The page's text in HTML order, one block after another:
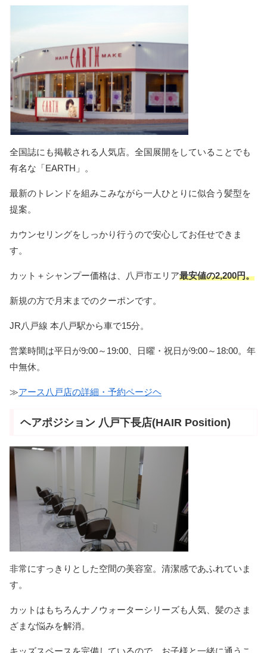
全国誌にも掲載される人気店。全国展開をしていることでも
有名な「EARTH」。
最新のトレンドを組みこみながら一人ひとりに似合う髪型を
提案。
カウンセリングをしっかり行うので安心してお任せできま
す。
カット＋シャンプー価格は、八戸市エリア最安値の2,200円。
新規の方で月末までのクーポンです。
JR八戸線 本八戸駅から車で15分。
営業時間は平日が9:00～19:00、日曜・祝日が9:00～18:00。年
中無休。
≫アース八戸店の詳細・予約ページヘ
ヘアポジション 八戸下長店(HAIR Position)
非常にすっきりとした空間の美容室。清潔感であふれていま
す。
カットはもちろんナノウォーターシリーズも人気、髪のさま
ざまな悩みを解消。
キッズスペースを完備しているので、お子様と一緒に通うこ